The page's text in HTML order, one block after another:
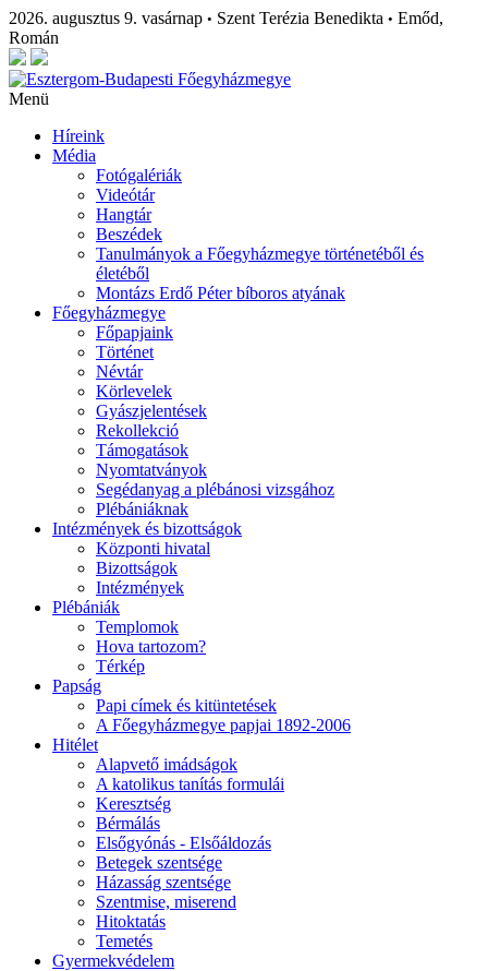
2026. augusztus 9. vasárnap • Szent Terézia Benedikta • Emőd,
Román
Menü
Híreink
Média
Fotógalériák
Videótár
Hangtár
Beszédek
Tanulmányok a Főegyházmegye történetéből és
életéből
Montázs Erdő Péter bíboros atyának
Főegyházmegye
Főpapjaink
Történet
Névtár
Körlevelek
Gyászjelentések
Rekollekció
Támogatások
Nyomtatványok
Segédanyag a plébánosi vizsgához
Plébániáknak
Intézmények és bizottságok
Központi hivatal
Bizottságok
Intézmények
Plébániák
Templomok
Hova tartozom?
Térkép
Papság
Papi címek és kitüntetések
A Főegyházmegye papjai 1892-2006
Hitélet
Alapvető imádságok
A katolikus tanítás formulái
Keresztség
Bérmálás
Elsőgyónás - Elsőáldozás
Betegek szentsége
Házasság szentsége
Szentmise, miserend
Hitoktatás
Temetés
Gyermekvédelem